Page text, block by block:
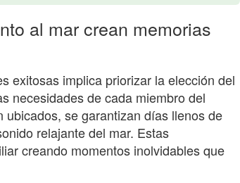
al mar crean memorias
exitosas implica priorizar la elección del
necesidades de cada miembro del
se garantizan días llenos de
relajante del mar. Estas
creando momentos inolvidables que